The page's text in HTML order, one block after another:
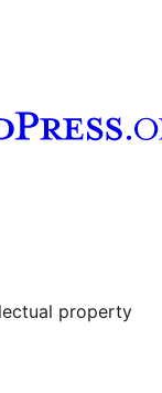
property